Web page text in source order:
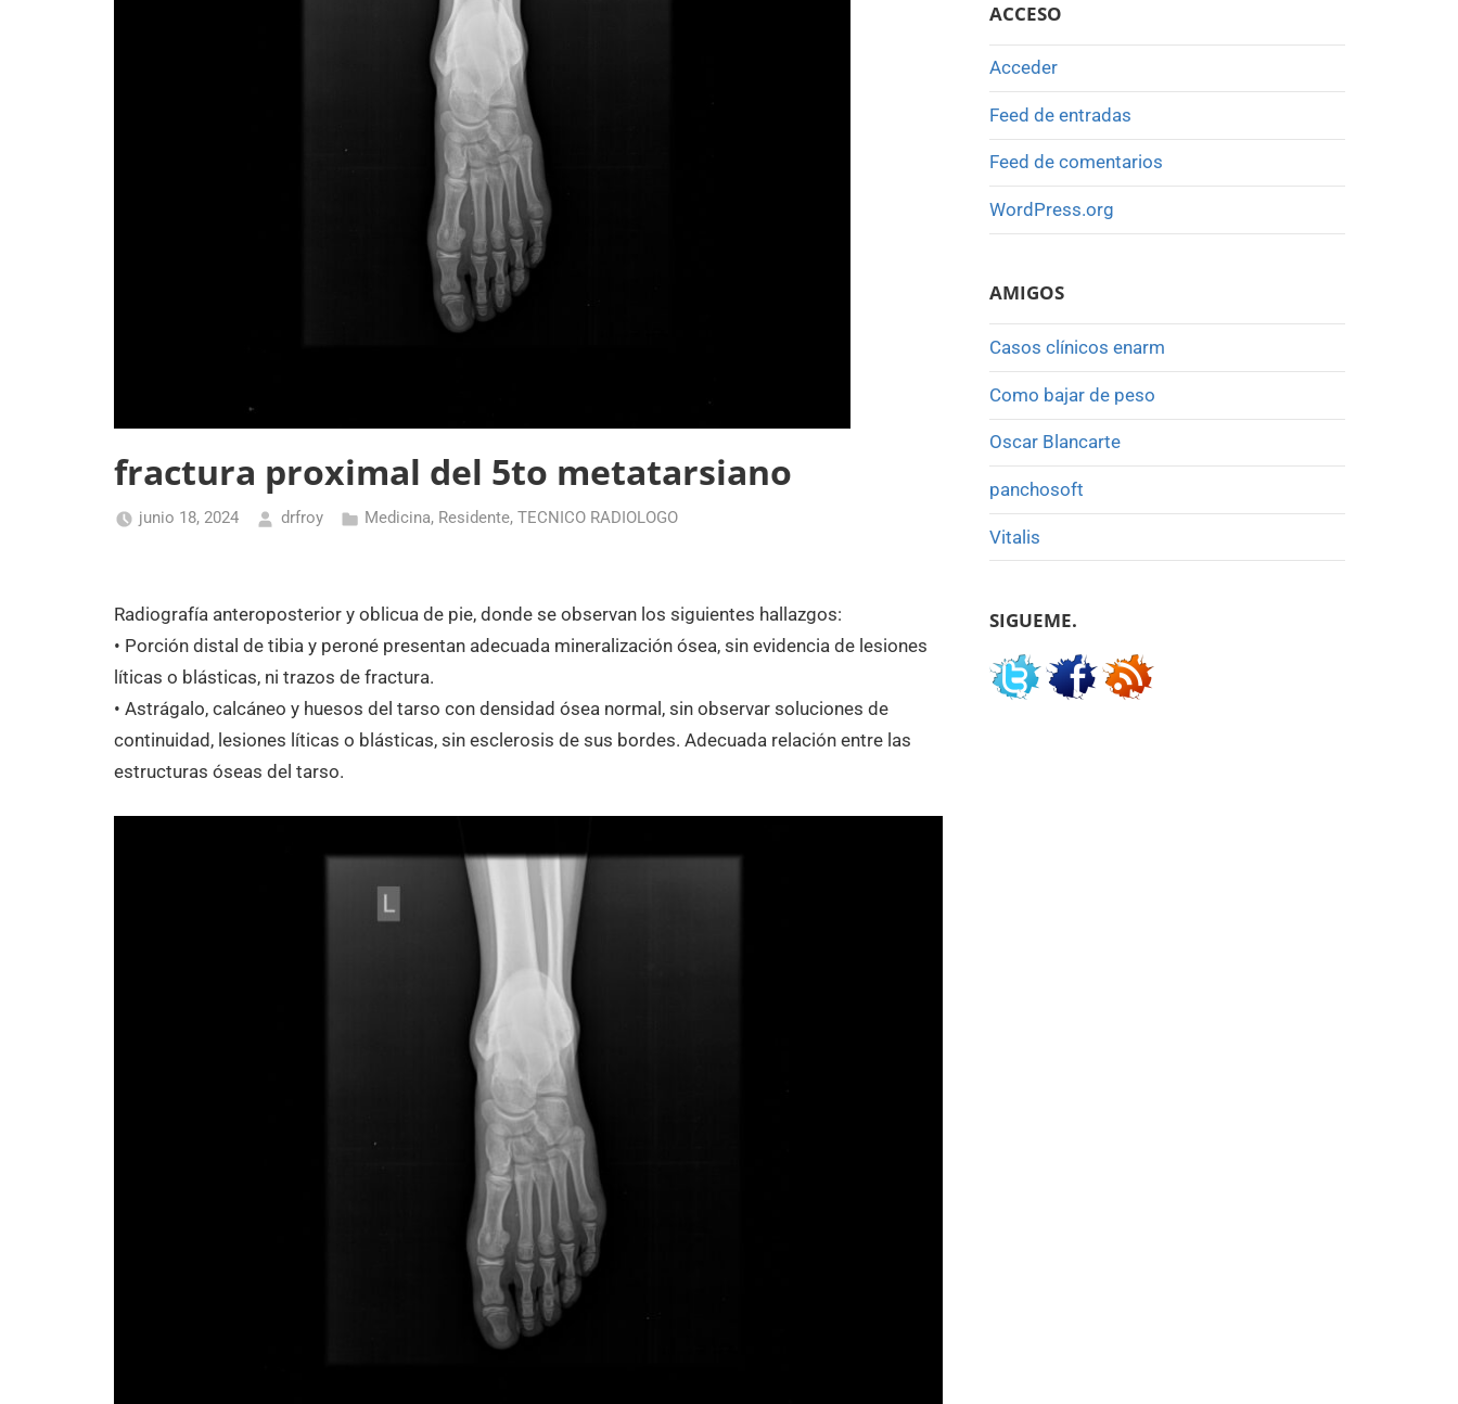
fractura proximal del 5to metatarsiano
junio 18, 2024 drfroy Medicina, Residente, TECNICO RADIOLOGO
Radiografía anteroposterior y oblicua de pie, donde se observan los siguientes hallazgos:
• Porción distal de tibia y peroné presentan adecuada mineralización ósea, sin evidencia de lesiones
líticas o blásticas, ni trazos de fractura.
• Astrágalo, calcáneo y huesos del tarso con densidad ósea normal, sin observar soluciones de
continuidad, lesiones líticas o blásticas, sin esclerosis de sus bordes. Adecuada relación entre las
estructuras óseas del tarso.
ACCESO
Acceder
Feed de entradas
Feed de comentarios
WordPress.org
AMIGOS
Casos clínicos enarm
Como bajar de peso
Oscar Blancarte
panchosoft
Vitalis
SIGUEME.